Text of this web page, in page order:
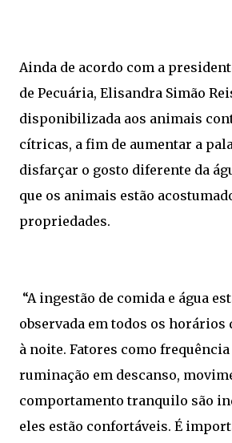
Ainda de acordo com a
de Pecuária, Elisandra Simão
disponibilizada aos animais
cítricas, a fim de aumentar a
disfarçar o gosto diferente da
que os animais estão
propriedades.
“A ingestão de comida e água
observada em todos os horários
à noite. Fatores como
ruminação em descanso,
comportamento tranquilo são
eles estão confortáveis. É